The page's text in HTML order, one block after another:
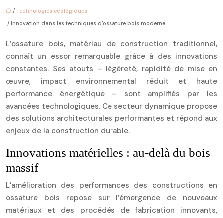
/ Technologies écologiques
/ Innovation dans les techniques d’ossature bois moderne
L’ossature bois, matériau de construction traditionnel,
connaît un essor remarquable grâce à des innovations
constantes. Ses atouts – légèreté, rapidité de mise en
œuvre, impact environnemental réduit et haute
performance énergétique – sont amplifiés par les
avancées technologiques. Ce secteur dynamique propose
des solutions architecturales performantes et répond aux
enjeux de la construction durable.
Innovations matérielles : au-delà du bois
massif
L’amélioration des performances des constructions en
ossature bois repose sur l’émergence de nouveaux
matériaux et des procédés de fabrication innovants,